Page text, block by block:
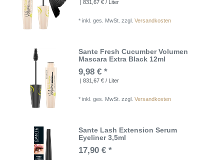
| 831,67 € / Liter
*inkl. ges. MwSt. zzgl.Versandkosten
Sante Fresh Cucumber Volumen
Mascara Extra Black 12ml
9,98 € *
| 831,67 € / Liter
*inkl. ges. MwSt. zzgl.Versandkosten
Sante Lash Extension Serum
Eyeliner 3,5ml
17,90 € *